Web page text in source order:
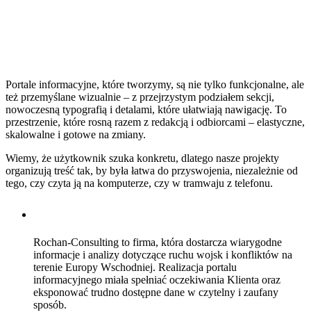
Portale informacyjne, które tworzymy, są nie tylko funkcjonalne, ale
też przemyślane wizualnie – z przejrzystym podziałem sekcji,
nowoczesną typografią i detalami, które ułatwiają nawigację. To
przestrzenie, które rosną razem z redakcją i odbiorcami – elastyczne,
skalowalne i gotowe na zmiany.
Wiemy, że użytkownik szuka konkretu, dlatego nasze projekty
organizują treść tak, by była łatwa do przyswojenia, niezależnie od
tego, czy czyta ją na komputerze, czy w tramwaju z telefonu.
Rochan-Consulting to firma, która dostarcza wiarygodne
informacje i analizy dotyczące ruchu wojsk i konfliktów na
terenie Europy Wschodniej. Realizacja portalu
informacyjnego miała spełniać oczekiwania Klienta oraz
eksponować trudno dostępne dane w czytelny i zaufany
sposób.